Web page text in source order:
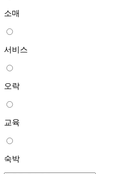
소매
서비스
오락
교육
숙박